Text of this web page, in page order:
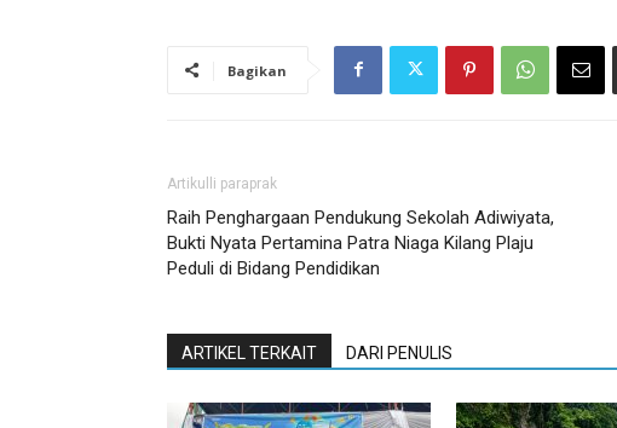
Bagikan
Artikulli paraprak
Raih Penghargaan Pendukung Sekolah Adiwiyata,
Bukti Nyata Pertamina Patra Niaga Kilang Plaju
Peduli di Bidang Pendidikan
ARTIKEL TERKAIT DARI PENULIS